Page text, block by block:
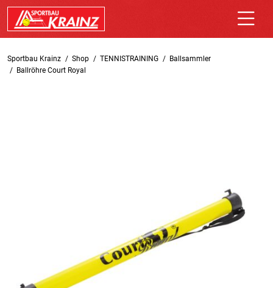
Sportbau Krainz Shop TENNISTRAINING
Ballsammler
Ballröhre Court Royal